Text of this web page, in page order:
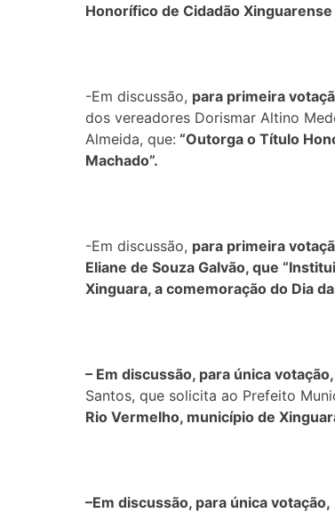
Honorífico de Cidadão
-Em discussão, para primeira
dos vereadores Dorismar Altino
Almeida, que: “Outorga o Título
Machado”.
-Em discussão, para primeira
Eliane de Souza Galvão, que
Xinguara, a comemoração do Dia
– Em discussão, para única
Santos, que solicita ao Prefeito
Rio Vermelho, município de
–Em discussão, para única